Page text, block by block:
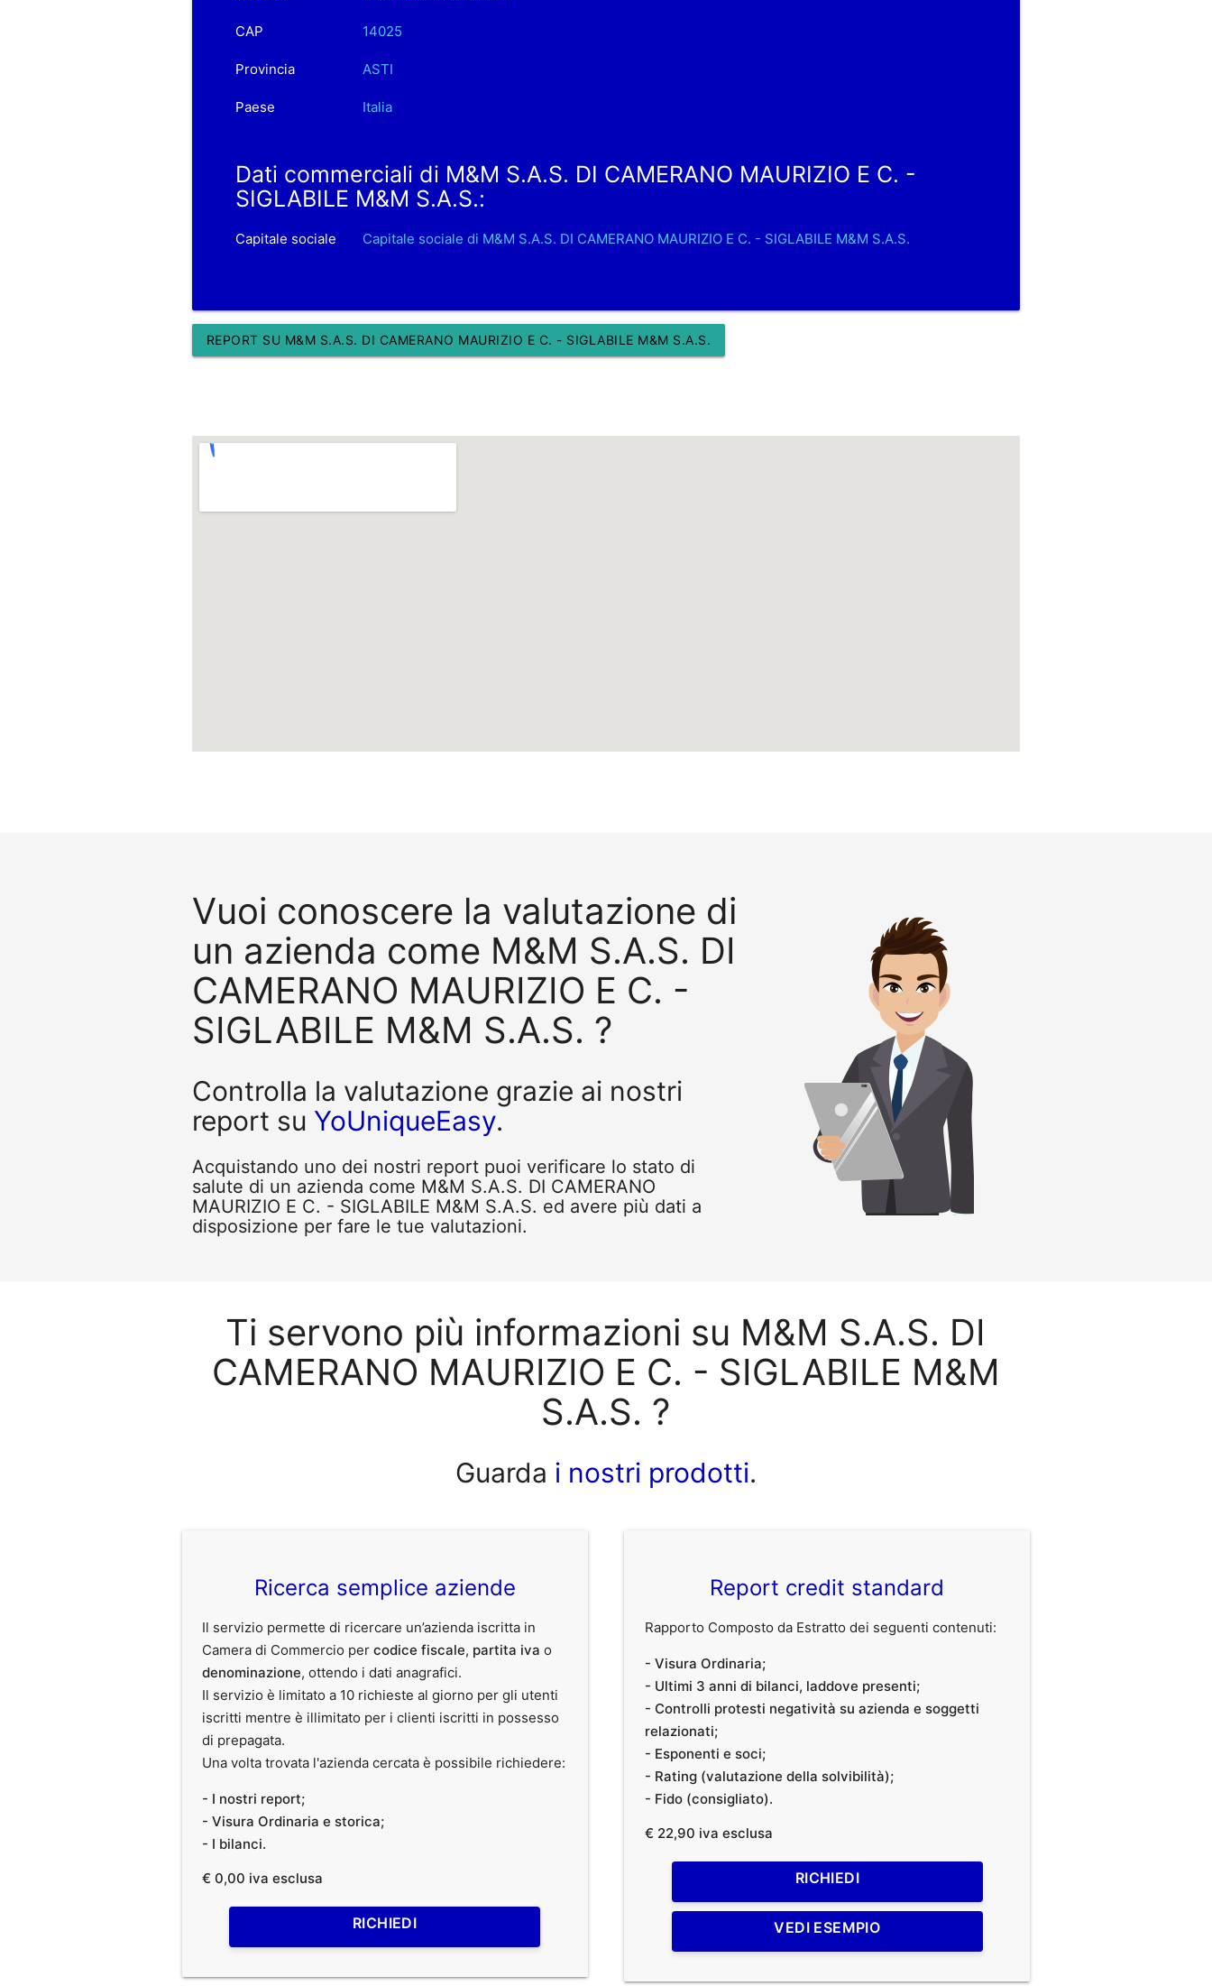
CAP 14025
Provincia ASTI
Paese Italia
Dati commerciali di M&M S.A.S. DI CAMERANO MAURIZIO E C. -
SIGLABILE M&M S.A.S.:
Capitale sociale Capitale sociale di M&M S.A.S. DI CAMERANO MAURIZIO E C. - SIGLABILE M&M S.A.S.
REPORT SU M&M S.A.S. DI CAMERANO MAURIZIO E C. - SIGLABILE M&M S.A.S.
Vuoi conoscere la valutazione di
un azienda come M&M S.A.S. DI
CAMERANO MAURIZIO E C. -
SIGLABILE M&M S.A.S. ?
Controlla la valutazione grazie ai nostri
report su YoUniqueEasy.
Acquistando uno dei nostri report puoi verificare lo stato di
salute di un azienda come M&M S.A.S. DI CAMERANO
MAURIZIO E C. - SIGLABILE M&M S.A.S. ed avere più dati a
disposizione per fare le tue valutazioni.
Ti servono più informazioni su M&M S.A.S. DI
CAMERANO MAURIZIO E C. - SIGLABILE M&M
S.A.S. ?
Guarda i nostri prodotti.
Ricerca semplice aziende
Il servizio permette di ricercare un’azienda iscritta in
Camera di Commercio percodice fiscale, partita iva o
denominazione, ottendo i dati anagrafici.
Il servizio è limitato a 10 richieste al giorno per gli utenti
iscritti mentre è illimitato per i clienti iscritti in possesso
di prepagata.
Una volta trovata l'azienda cercata è possibile richiedere:
- I nostri report;
- Visura Ordinaria e storica;
- I bilanci.
€ 0,00 iva esclusa
RICHIEDI
Report credit standard
Rapporto Composto da Estratto dei seguenti contenuti:
- Visura Ordinaria;
- Ultimi 3 anni di bilanci, laddove presenti;
- Controlli protesti negatività su azienda e soggetti
relazionati;
- Esponenti e soci;
- Rating (valutazione della solvibilità);
- Fido (consigliato).
€ 22,90 iva esclusa
RICHIEDI
VEDI ESEMPIO